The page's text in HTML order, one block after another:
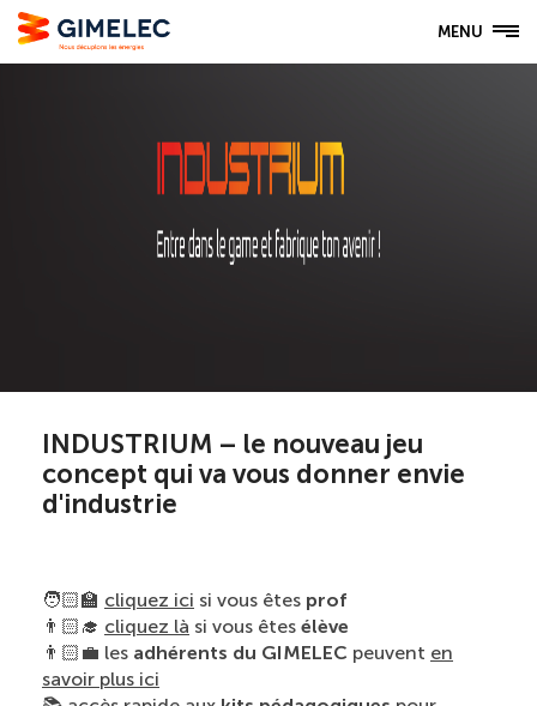
MENU
INDUSTRIUM – le nouveau jeu
concept qui va vous donner envie
d'industrie
🧑🏻‍🏫 cliquez ici si vous êtes prof
👨🏻‍🎓 cliquez là si vous êtes élève
👨🏻‍💼 les adhérents du GIMELEC peuvent en
savoir plus ici